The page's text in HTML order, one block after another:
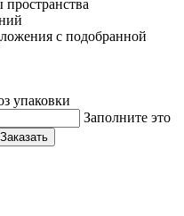
с подобранной
упаковки
Заполните это
Заказать